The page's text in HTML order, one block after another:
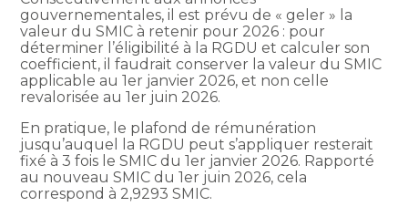
gouvernementales, il est prévu de « geler » la
valeur du SMIC à retenir pour 2026 : pour
déterminer l’éligibilité à la RGDU et calculer son
coefficient, il faudrait conserver la valeur du SMIC
applicable au 1er janvier 2026, et non celle
revalorisée au 1er juin 2026.
En pratique, le plafond de rémunération
jusqu’auquel la RGDU peut s’appliquer resterait
fixé à 3 fois le SMIC du 1er janvier 2026. Rapporté
au nouveau SMIC du 1er juin 2026, cela
correspond à 2,9293 SMIC.